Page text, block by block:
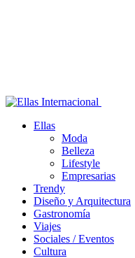
Ellas
Moda
Belleza
Lifestyle
Empresarias
Trendy
Diseño y Arquitectura
Gastronomía
Viajes
Sociales / Eventos
Cultura